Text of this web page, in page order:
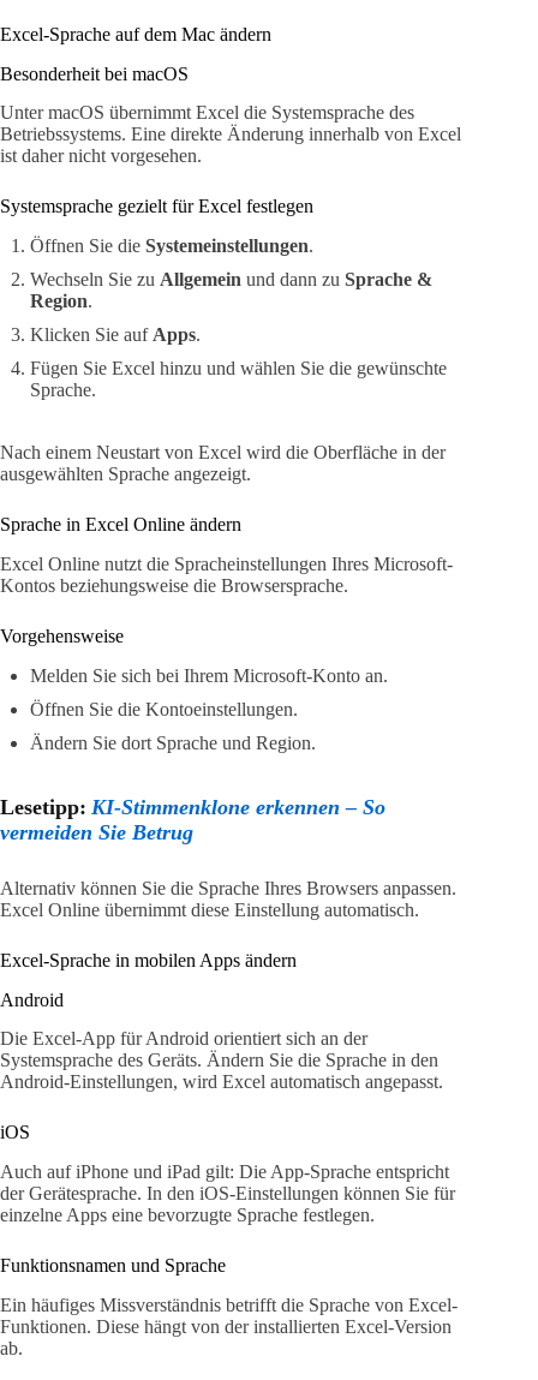
Excel-Sprache auf dem Mac ändern
Besonderheit bei macOS
Unter macOS übernimmt Excel die Systemsprache des
Betriebssystems. Eine direkte Änderung innerhalb von Excel
ist daher nicht vorgesehen.
Systemsprache gezielt für Excel festlegen
Öffnen Sie die Systemeinstellungen.
Wechseln Sie zu Allgemein und dann zu Sprache &
Region.
Klicken Sie auf Apps.
Fügen Sie Excel hinzu und wählen Sie die gewünschte
Sprache.
Nach einem Neustart von Excel wird die Oberfläche in der
ausgewählten Sprache angezeigt.
Sprache in Excel Online ändern
Excel Online nutzt die Spracheinstellungen Ihres Microsoft-
Kontos beziehungsweise die Browsersprache.
Vorgehensweise
Melden Sie sich bei Ihrem Microsoft-Konto an.
Öffnen Sie die Kontoeinstellungen.
Ändern Sie dort Sprache und Region.
Lesetipp: KI-Stimmenklone erkennen – So
vermeiden Sie Betrug
Alternativ können Sie die Sprache Ihres Browsers anpassen.
Excel Online übernimmt diese Einstellung automatisch.
Excel-Sprache in mobilen Apps ändern
Android
Die Excel-App für Android orientiert sich an der
Systemsprache des Geräts. Ändern Sie die Sprache in den
Android-Einstellungen, wird Excel automatisch angepasst.
iOS
Auch auf iPhone und iPad gilt: Die App-Sprache entspricht
der Gerätesprache. In den iOS-Einstellungen können Sie für
einzelne Apps eine bevorzugte Sprache festlegen.
Funktionsnamen und Sprache
Ein häufiges Missverständnis betrifft die Sprache von Excel-
Funktionen. Diese hängt von der installierten Excel-Version
ab.